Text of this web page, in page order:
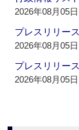
2026年08月05
プレスリリー
2026年08月05
プレスリリー
2026年08月05